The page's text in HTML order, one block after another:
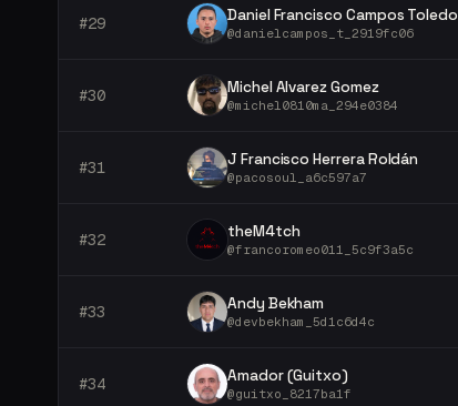
#29 Daniel Francisco Campos Toledo
@danielcampos_t_2919fc06
#30 Michel Alvarez Gomez
@michel0810ma_294e0384
#31 J Francisco Herrera Roldán
@pacosoul_a6c597a7
#32 theM4tch
@francoromeo011_5c9f3a5c
#33 Andy Bekham
@devbekham_5d1c6d4c
#34 Amador (Guitxo)
@guitxo_8217ba1f